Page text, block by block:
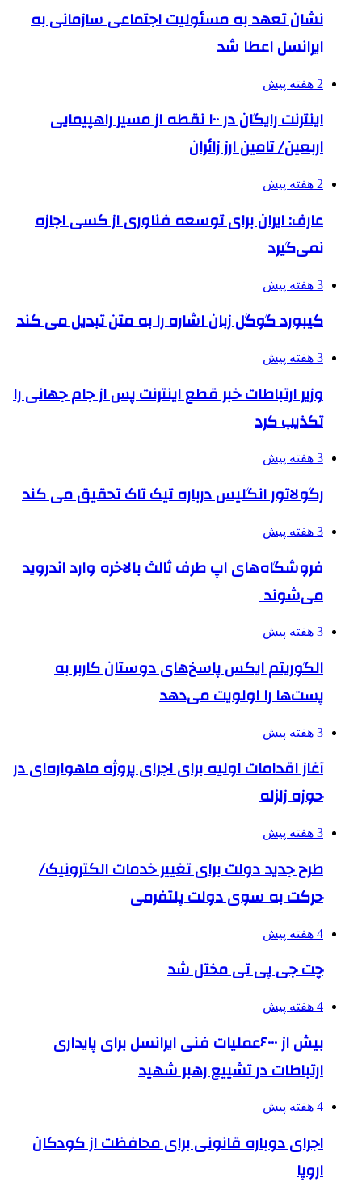
نشان تعهد به مسئولیت اجتماعی سازمانی به
ایرانسل اعطا شد
2 هفته پیش
اینترنت رایگان در ۱۰۰ نقطه از مسیر راهپیمایی
اربعین/ تامین ارز زائران
2 هفته پیش
عارف: ایران برای توسعه فناوری از کسی اجازه
نمی‌گیرد
3 هفته پیش
کیبورد گوگل زبان اشاره را به متن تبدیل می کند
3 هفته پیش
وزیر ارتباطات خبر قطع اینترنت پس از جام جهانی را
تکذیب کرد
3 هفته پیش
رگولاتور انگلیس درباره تیک تاک تحقیق می کند
3 هفته پیش
فروشگاه‌های اپ طرف ثالث بالاخره وارد اندروید
می‌شوند
3 هفته پیش
الگوریتم ایکس پاسخ‌های دوستان کاربر به
پست‌ها را اولویت می‌دهد
3 هفته پیش
آغاز اقدامات اولیه برای اجرای پروژه ماهواره‌ای در
حوزه زلزله
3 هفته پیش
طرح جدید دولت برای تغییر خدمات الکترونیک/
حرکت به سوی دولت پلتفرمی
4 هفته پیش
چت جی پی تی مختل شد
4 هفته پیش
بیش از ۶۰۰۰عملیات فنی ایرانسل برای پایداری
ارتباطات در تشییع رهبر شهید
4 هفته پیش
اجرای دوباره قانونی برای محافظت از کودکان
اروپا